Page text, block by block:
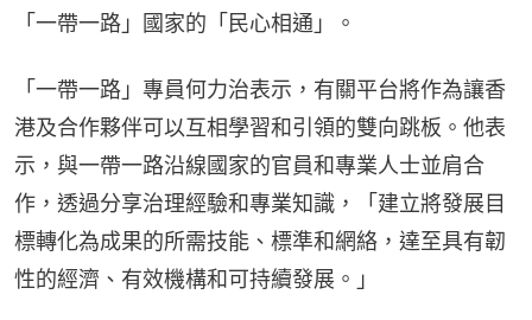
「一帶一路」國家的「民心相通」。
「一帶一路」專員何力治表示，有關平台將作為讓香
港及合作夥伴可以互相學習和引領的雙向跳板。他表
示，與一帶一路沿線國家的官員和專業人士並肩合
作，透過分享治理經驗和專業知識，「建立將發展目
標轉化為成果的所需技能、標準和網絡，達至具有韌
性的經濟、有效機構和可持續發展。」